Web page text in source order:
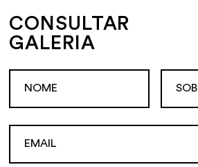
CONSULTAR
GALERIA